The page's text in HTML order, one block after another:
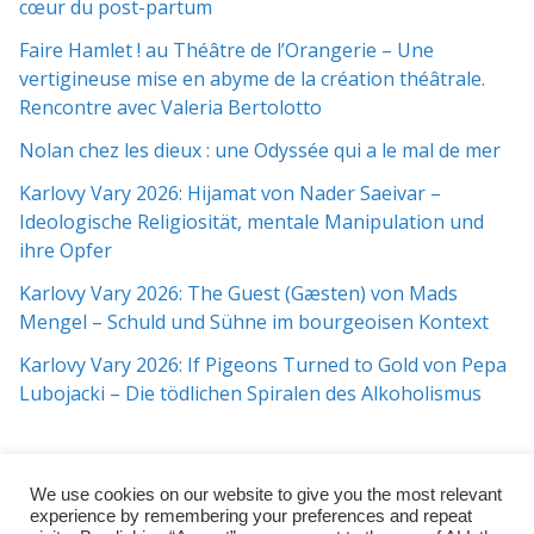
cœur du post-partum
Faire Hamlet ! au Théâtre de l’Orangerie – Une
vertigineuse mise en abyme de la création théâtrale.
Rencontre avec Valeria Bertolotto
Nolan chez les dieux : une Odyssée qui a le mal de mer
Karlovy Vary 2026: Hijamat von Nader Saeivar​​ –
Ideologische Religiosität, mentale Manipulation und
ihre Opfer
Karlovy Vary 2026: The Guest (Gæsten) von Mads
Mengel – Schuld und Sühne im bourgeoisen Kontext
Karlovy Vary 2026: If Pigeons Turned to Gold von Pepa
Lubojacki – Die tödlichen Spiralen des Alkoholismus
We use cookies on our website to give you the most relevant
experience by remembering your preferences and repeat